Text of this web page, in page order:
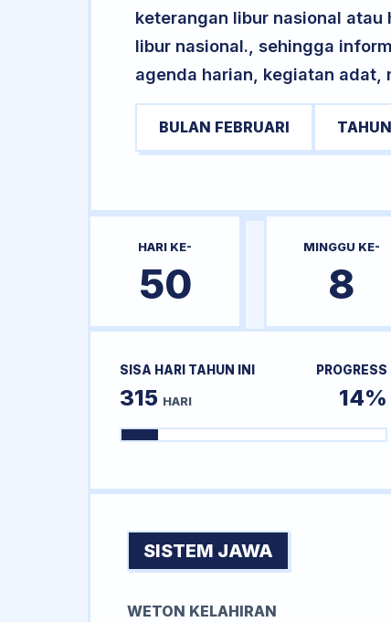
keterangan libur nasional
libur nasional., sehingga
agenda harian, kegiatan adat,
BULAN FEBRUARI
HARI KE-
50
MINGGU KE-
8
SISA HARI TAHUN INI
315 HARI
PROGRESS
14%
SISTEM JAWA
WETON KELAHIRAN